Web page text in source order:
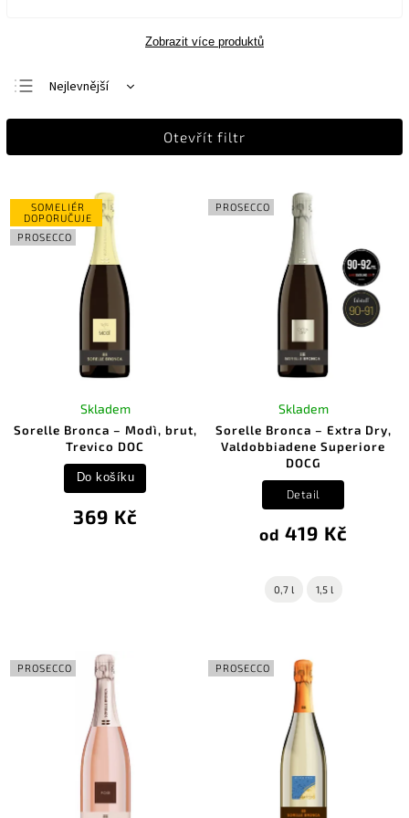
Zobrazit více produktů
Nejlevnější
Nejdražší
Otevřít filtr
SOMELIÉR
DOPORUČUJE
PROSECCO
Sorelle Bronca – Modì, brut,
Trevico DOC
Skladem
369 Kč
Do košíku
PROSECCO
Sorelle Bronca – Extra Dry,
Valdobbiadene Superiore
DOCG
Skladem
od 419 Kč
Detail
0,7 l 1,5 l
PROSECCO PROSECCO